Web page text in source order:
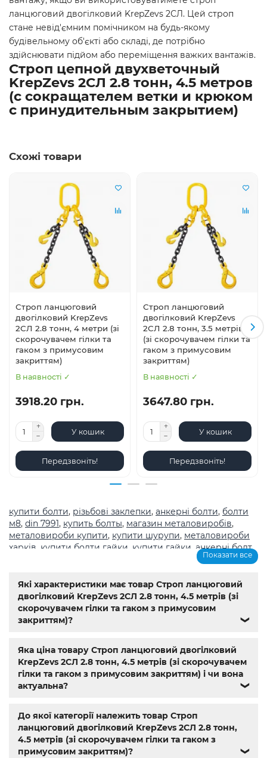
ланцюговий двогілковий KrepZevs 2СЛ. Цей строп
стане невід'ємним помічником на будь-якому
будівельному об'єкті або складі, де потрібно
здійснювати підйом або переміщення важких вантажів.
Строп цепной двухветочный
KrepZevs 2СЛ 2.8 тонн, 4.5 метров
(с сокращателем ветки и крюком
с принудительным закрытием)
Схожі товари
Строп ланцюговий
двогілковий KrepZevs
2СЛ 2.8 тонн, 4 метри (зі
скорочувачем гілки та
гаком з примусовим
закриттям)
В наявності ✓
3918.20 грн.
У кошик
Передзвоніть!
Строп ланцюговий
двогілковий KrepZevs
2СЛ 2.8 тонн, 3.5 метрів
(зі скорочувачем гілки та
гаком з примусовим
закриттям)
В наявності ✓
3647.80 грн.
У кошик
Передзвоніть!
купити болти, різьбові заклепки, анкерні болти, болти
м8, din 7991, купить болты, магазин металовиробів,
металовироби купити, купити шурупи, металовироби
харків купити болти гайки купити гайки анкерні болт,
метричне різьблення з великим
нержавіючої сталі купити, Мотор-редуктор 3МП,Мотор-
редуктори МЧ, Кранові редуктори Ц2, анкера,Name
603,din 7981,заклепки,різьбове заклепування,
алюмінієва,болт м3
гайка
болт м5 под шестигранник,болт м 18,болт м 9,болт м7
шаг 1,болт м9,болт м 24, din 6325,din 6799,din 11024,din
6334,din 929,дин 912,магазин крепежа харьков
крепёжный магазин
гайки и болты,болты харьков ,болты гайки шайбы
болты 10.9,болты 8.8,винты м8,болт нержавеющий м8
болты госты ,стопорные гайки ,магазин метизов киев
крепежные изделия,купить винты
болты
Показати все
Які характеристики має товар Строп ланцюговий
двогілковий KrepZevs 2СЛ 2.8 тонн, 4.5 метрів (зі
скорочувачем гілки та гаком з примусовим
закриттям)?
❯
Яка ціна товару Строп ланцюговий двогілковий
KrepZevs 2СЛ 2.8 тонн, 4.5 метрів (зі скорочувачем
гілки та гаком з примусовим закриттям) і чи вона
актуальна?
❯
До якої категорії належить товар Строп
ланцюговий двогілковий KrepZevs 2СЛ 2.8 тонн,
4.5 метрів (зі скорочувачем гілки та гаком з
примусовим закриттям)?
❯